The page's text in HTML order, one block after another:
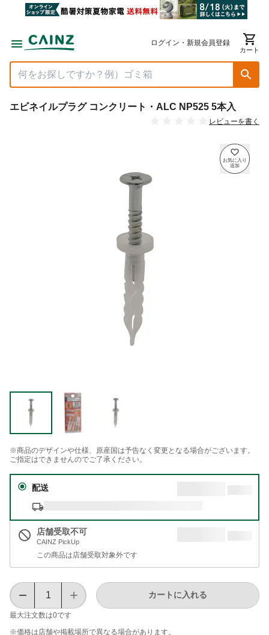
ログイン・新規会員登録
カート
エビネイルプラグ コンクリート・ALC NP525 5本入
レビューを書く
※商品のデザインや仕様、原産国は予告なく変更となる場合がございます。
ご指定はできませんのでご了承ください。
配送
店舗受取不可
CAINZ PickUp
この商品は店舗受取対象外です
最大注文数は0です
カートに入れる
※価格は​店舗や​掲載場所で​異なる​場合が​あります。